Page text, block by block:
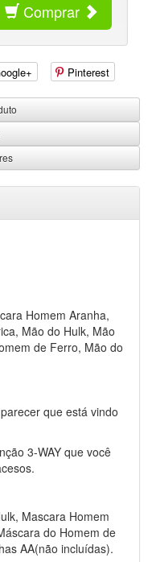
Comprar
Pinterest
Homem Aranha,
Mão do Hulk, Mão
de Ferro, Mão do
que está vindo
3-WAY que você
Mascara Homem
do Homem de
AA(não incluídas).